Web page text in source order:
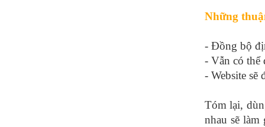
Những
- Đồng bộ
- Vẫn có thể
- Website sẽ
Tóm lại,
nhau sẽ làm